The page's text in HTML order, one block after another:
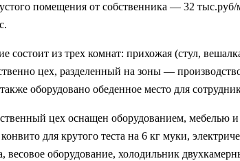
помещения от собственника — 32 тыс.руб/
состоит из трех комнат: прихожая (стул,
цех, разделенный на зоны —
оборудовано обеденное место для
цех оснащен оборудованием, мебелью
для крутого теста на 6 кг муки,
весовое оборудование, холодильник